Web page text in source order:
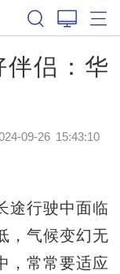
伴侣：华
09-26 15:43:10
行驶中面临
，气候变幻无
，常常要适应